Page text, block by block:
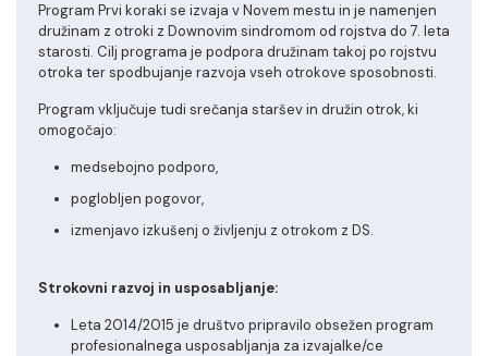
Program Prvi koraki se izvaja v Novem mestu in je namenjen
družinam z otroki z Downovim sindromom od rojstva do 7. leta
starosti. Cilj programa je podpora družinam takoj po rojstvu
otroka ter spodbujanje razvoja vseh otrokove sposobnosti.
Program vključuje tudi srečanja staršev in družin otrok, ki
omogočajo:
medsebojno podporo,
poglobljen pogovor,
izmenjavo izkušenj o življenju z otrokom z DS.
Strokovni razvoj in usposabljanje:
Leta 2014/2015 je društvo pripravilo obsežen program
profesionalnega usposabljanja za izvajalke/ce